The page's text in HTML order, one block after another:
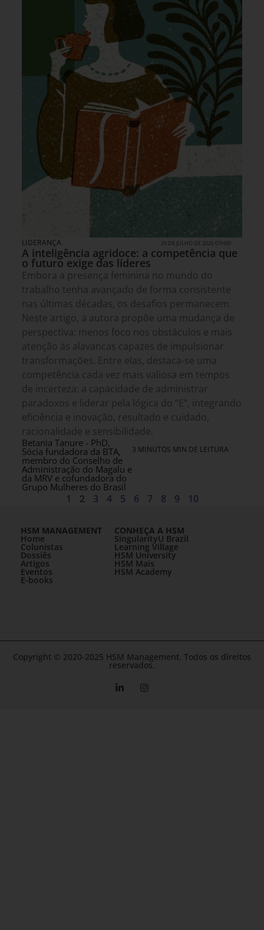
LIDERANÇA 29 DE JULHO DE 2026 07H00
A inteligência agridoce: a competência que
o futuro exige das líderes
Embora a presença feminina no mundo do
trabalho tenha avançado de forma consistente
nas últimas décadas, os desafios permanecem.
Neste artigo, a autora propõe uma mudança de
perspectiva: menos foco nos obstáculos e mais
atenção às alavancas capazes de impulsionar
transformações. Entre elas, destaca-se uma
competência cada vez mais valiosa em tempos
de incerteza: a capacidade de administrar
paradoxos e liderar pela lógica do “E”, integrando
eficiência e inovação, resultado e cuidado,
racionalidade e sensibilidade.
Betania Tanure - PhD,
Sócia fundadora da BTA,
membro do Conselho de
Administração do Magalu e
da MRV e cofundadora do
Grupo Mulheres do Brasil
3 MINUTOS MIN DE LEITURA
1 2 3 4 5 6 7 8 9 10
HSM MANAGEMENT
Home
Colunistas
Dossiês
Artigos
Eventos
E-books
CONHEÇA A HSM
SingularityU Brazil
Learning Village
HSM University
HSM Mais
HSM Academy
Copyright © 2020-2025 HSM Management. Todos os direitos
reservados.